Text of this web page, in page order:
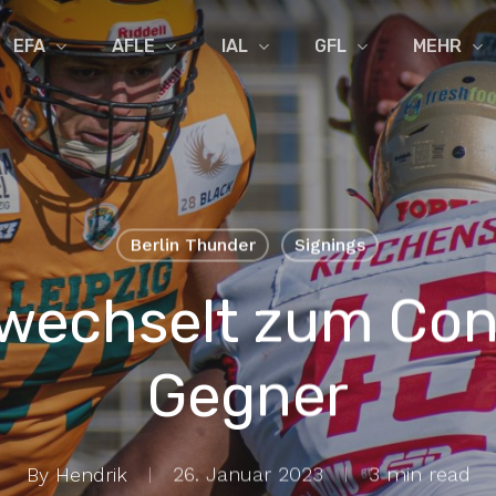
EFA AFLE IAL GFL MEHR
Berlin Thunder Signings
zum
Gegner
By Hendrik 26. Januar 2023 3 min read